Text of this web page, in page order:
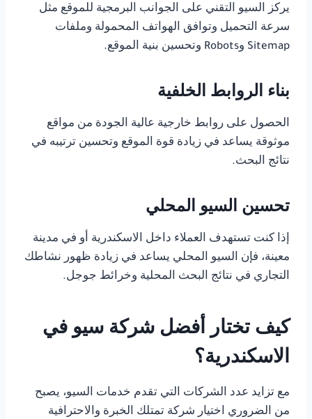
يركز السيو التقني على الجوانب البرمجية للموقع مثل
سرعة التحميل وتوافق الهواتف المحمولة وملفات
Sitemap وRobots وتحسين بنية الموقع.
بناء الروابط الخلفية
الحصول على روابط خارجية عالية الجودة من مواقع
موثوقة يساعد في زيادة قوة الموقع وتحسين ترتيبه في
نتائج البحث.
تحسين السيو المحلي
إذا كنت تستهدف العملاء داخل الاسكندرية أو في مدينة
معينة، فإن السيو المحلي يساعد في زيادة ظهور نشاطك
التجاري في نتائج البحث المحلية وخرائط جوجل.
كيف تختار أفضل شركة سيو في
الاسكندرية؟
مع تزايد عدد الشركات التي تقدم خدمات السيو، يصبح
من الضروري اختيار شركة تمتلك الخبرة والاحترافية